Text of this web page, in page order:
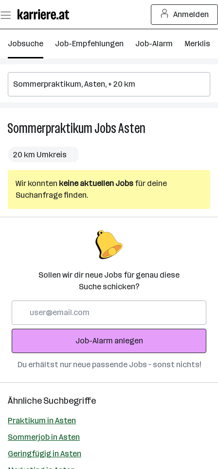
Seiteninhalt
springen
Anmelden
Jobsuche Job-Empfehlungen Job-Alarm Merkliste
SommerpraktikumJobsAsten
20 km Umkreis
Wir konnten keine aktuellen Jobs für deine
Suchanfrage finden.
Sollen wir dir neue Jobs für genau diese
Suche schicken?
Adresse
Job-Alarm anlegen
Du erhältst nur neue passende Jobs – sonst nichts!
Ähnliche Suchbegriffe
Praktikum in Asten
Sommerjob in Asten
Geringfügig in Asten